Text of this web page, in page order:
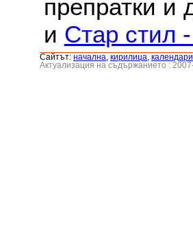
препратки и
и Стар стил
Сайтът: началнa кирилица календари
Актуализация на съдържанието :